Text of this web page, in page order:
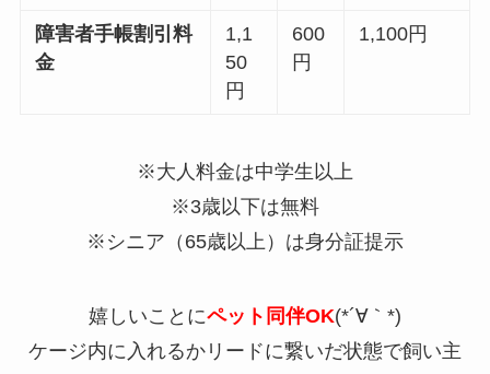
障害者手帳割引料
金
1,1
50
円
600
円
1,100円
※大人料金は中学生以上
※3歳以下は無料
※ シニア（ 65歳以上）は身分証提示
嬉しいことにペット同伴OK(*´∀｀*)
ケージ内に入れるかリードに繋いだ状態で飼い主